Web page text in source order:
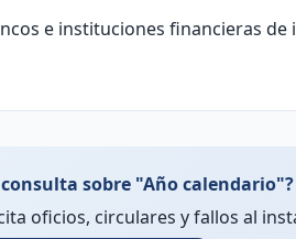
e instituciones financieras de
sobre "Año calendario"?
oficios, circulares y fallos al